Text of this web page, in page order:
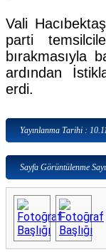
Vali
parti
bırakmasıyla
ardından
erdi.
Yayınlanma Tarihi :
Sayfa Görüntülenme